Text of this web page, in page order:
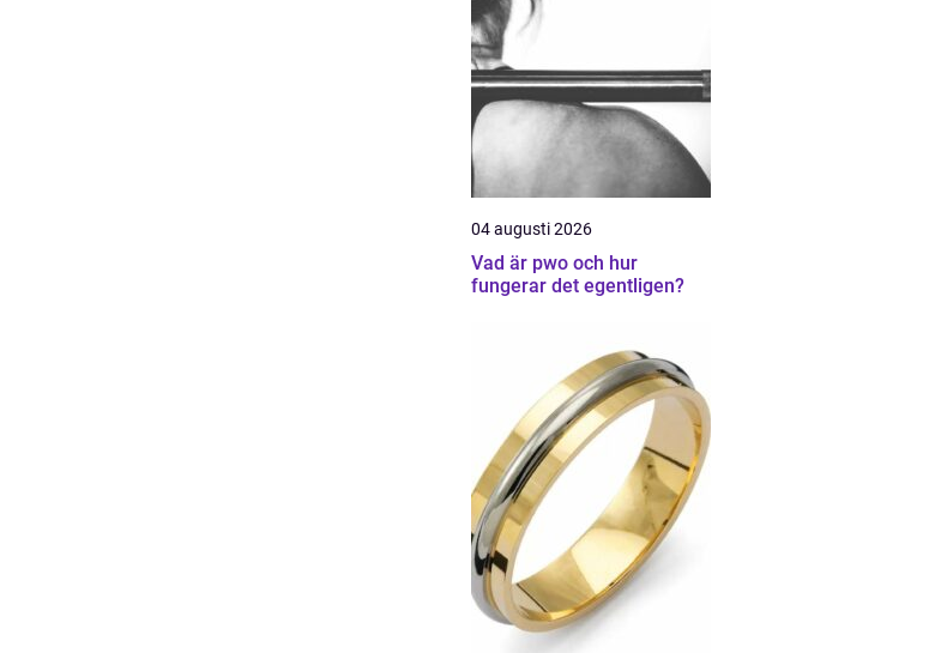
04 augusti 2026
Vad är pwo och hur
fungerar det egentligen?